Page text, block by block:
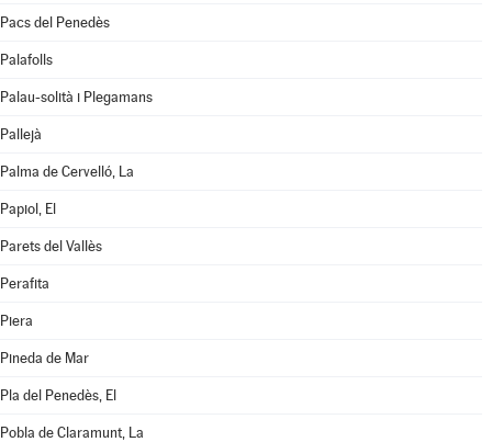
Pacs del Penedès
Palafolls
Palau-solità i Plegamans
Pallejà
Palma de Cervelló, La
Papiol, El
Parets del Vallès
Perafita
Piera
Pineda de Mar
Pla del Penedès, El
Pobla de Claramunt, La